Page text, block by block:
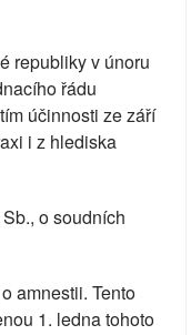
republiky v únoru
řádu
účinnosti ze září
i z hlediska
o soudních
amnestii. Tento
1. ledna tohoto